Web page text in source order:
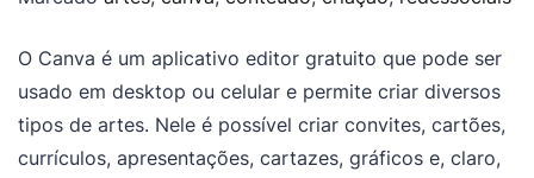
O Canva é um aplicativo editor gratuito que pode ser
usado em desktop ou celular e permite criar diversos
tipos de artes. Nele é possível criar convites, cartões,
currículos, apresentações, cartazes, gráficos e, claro,